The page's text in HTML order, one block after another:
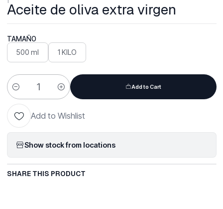
Aceite de oliva extra virgen
TAMAÑO
500 ml 1 KILO
Quantity
Add to Cart
Add to Wishlist
Show stock from locations
SHARE THIS PRODUCT